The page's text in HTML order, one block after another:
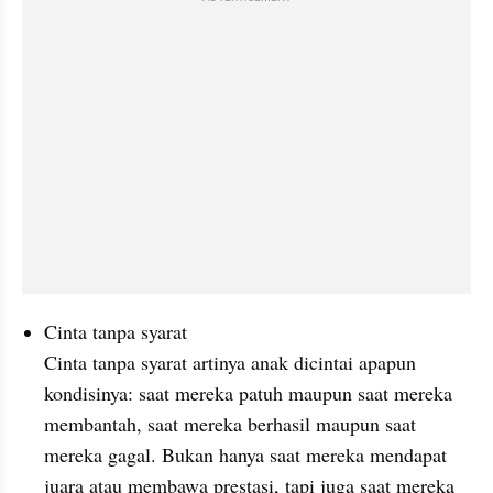
Cinta tanpa syarat
Cinta tanpa syarat artinya anak dicintai apapun
kondisinya: saat mereka patuh maupun saat mereka
membantah, saat mereka berhasil maupun saat
mereka gagal. Bukan hanya saat mereka mendapat
juara atau membawa prestasi, tapi juga saat mereka